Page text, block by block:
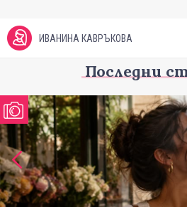
ИВАНИНА КАВРЪКОВА
Последни